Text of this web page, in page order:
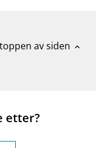
av siden expand_less
etter?